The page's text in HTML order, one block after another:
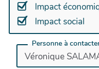
Impact
Impact social
Personne à